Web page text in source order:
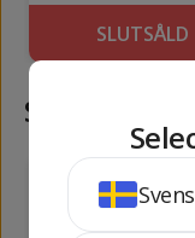
SLUTSÅLD
Samma